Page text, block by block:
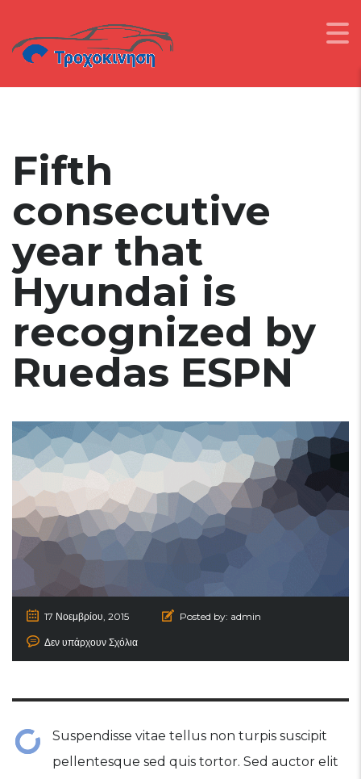
Fifth
consecutive
year that
Hyundai is
recognized by
Ruedas ESPN
17 Νοεμβρίου, 2015 Posted by: admin
Δεν υπάρχουν Σχόλια
Suspendisse vitae tellus non turpis suscipit
pellentesque sed quis tortor. Sed auctor elit